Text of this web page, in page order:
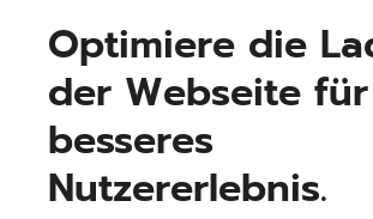
Optimiere die
der Webseite
besseres
Nutzererlebnis.